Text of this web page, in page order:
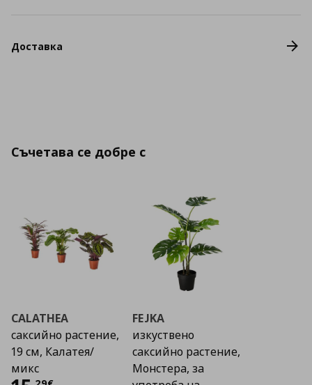
Доставка
Съчетава се добре с
CALATHEA
саксийно растение,
19 см, Калатея/
микс
FEJKA
изкуствено
саксийно растение,
Монстера, за